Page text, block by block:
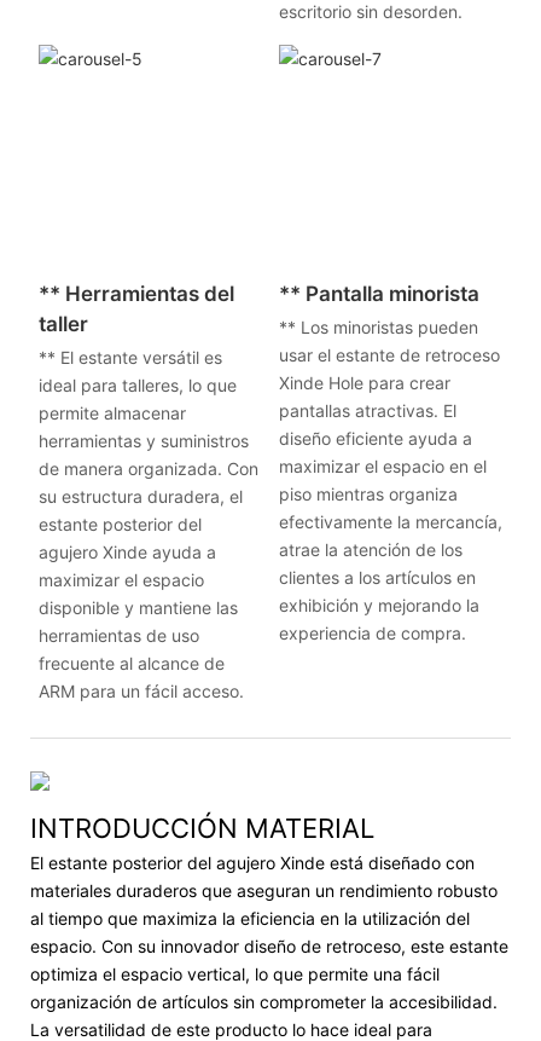
escritorio sin desorden.
** Herramientas del
taller
** El estante versátil es
ideal para talleres, lo que
permite almacenar
herramientas y suministros
de manera organizada. Con
su estructura duradera, el
estante posterior del
agujero Xinde ayuda a
maximizar el espacio
disponible y mantiene las
herramientas de uso
frecuente al alcance de
ARM para un fácil acceso.
** Pantalla minorista
** Los minoristas pueden
usar el estante de retroceso
Xinde Hole para crear
pantallas atractivas. El
diseño eficiente ayuda a
maximizar el espacio en el
piso mientras organiza
efectivamente la mercancía,
atrae la atención de los
clientes a los artículos en
exhibición y mejorando la
experiencia de compra.
INTRODUCCIÓN MATERIAL
El estante posterior del agujero Xinde está diseñado con
materiales duraderos que aseguran un rendimiento robusto
al tiempo que maximiza la eficiencia en la utilización del
espacio. Con su innovador diseño de retroceso, este estante
optimiza el espacio vertical, lo que permite una fácil
organización de artículos sin comprometer la accesibilidad.
La versatilidad de este producto lo hace ideal para